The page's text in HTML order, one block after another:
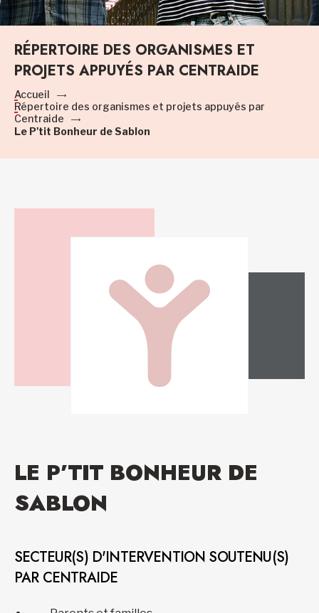
RÉPERTOIRE DES ORGANISMES ET
PROJETS APPUYÉS PAR CENTRAIDE
Accueil
Répertoire des organismes et projets appuyés par
Centraide
Le P'tit Bonheur de Sablon
LE P’TIT BONHEUR DE
SABLON
SECTEUR(S) D'INTERVENTION SOUTENU(S)
PAR CENTRAIDE